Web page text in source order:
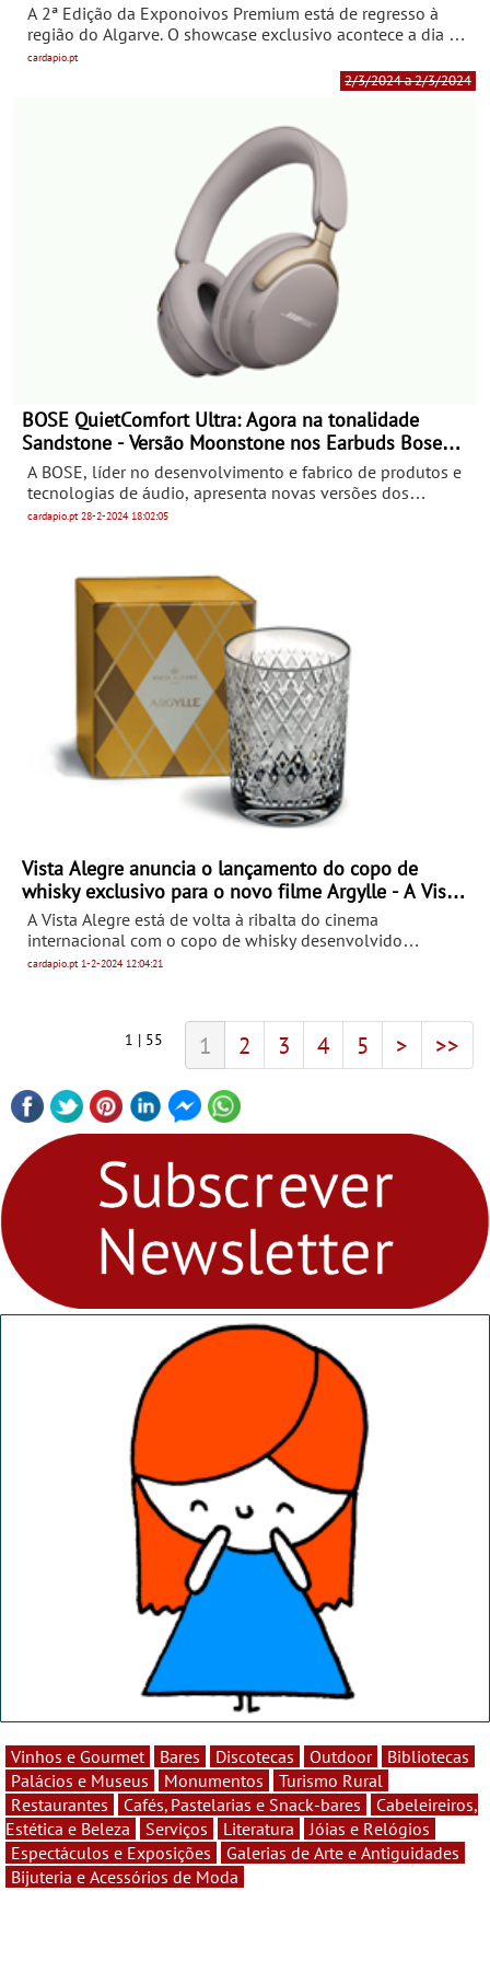
empresas prestadoras de serviços do setor de
casamentos
A 2ª Edição da Exponoivos Premium está de regresso à
região do Algarve. O showcase exclusivo acontece a dia 2
de março, das 11h00 às 19h00, no empreendimento Pine
Cliffs Resort, Albufeira. O Algarve é a região do país com a
maior taxa de nupcialidade (4,1 por mil habitantes),
cardapio.pt
2/3/2024 a 2/3/2024
BOSE QuietComfort Ultra: Agora na tonalidade
Sandstone - Versão Moonstone nos Earbuds Bose
QuietComfort Ultra
A BOSE, líder no desenvolvimento e fabrico de produtos e
tecnologias de áudio, apresenta novas versões dos
auscultadores BOSE QuietComfort Ultra e dos Earbuds
cardapio.pt28-2-202418:02:05
Vista Alegre anuncia o lançamento do copo de
whisky exclusivo para o novo filme Argylle - A Vista
Alegre está a comemoram 200 anos de existência
em 2024
A Vista Alegre está de volta à ribalta do cinema
internacional com o copo de whisky desenvolvido
exclusivamente para o filme Argylle, o novo thriller de
cinema a 1 de fevereiro.
cardapio.pt 1-2-202412:04:21
1 | 55 1 2 3 4 5 > >>
Vinhos e Gourmet Bares Discotecas Outdoor
Bibliotecas
Palácios e Museus
Monumentos
Turismo Rural
Restaurantes
Cafés, Pastelarias e Snack-bares
Cabeleireiros,
Estética e Beleza
Serviços Literatura
Jóias e Relógios
Espectáculos e Exposições
Galerias de Arte e Antiguidades
Bijuteria e Acessórios de Moda